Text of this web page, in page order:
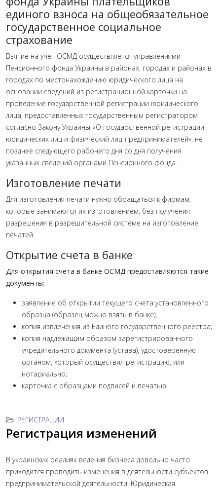
единого взноса на общеобязательное
государственное социальное
страхование
Взятие на учет ОСМД осуществляется управлениями
Пенсионного фонда Украины в районах, городах и районах в
городах по местонахождению юридического лица на
основании сведений из регистрационной карточки на
проведение государственной регистрации юридического
лица, предоставленных государственным регистратором
согласно Закону Украины «О государственной регистрации
юридических лиц и физический лиц-предпринимателей», не
позднее следующего рабочего дня со дня получения
указанных сведений органами Пенсионного фонда.
Изготовление печати
Для изготовления печати нужно обращаться к фирмам,
которые занимаются их изготовлением, без получения
разрешения в разрешительной системе на изготовление
печатей.
Открытие счета в банке
Для открытия счета в банке ОСМД предоставляются такие
документы:
заявление об открытии текущего счета установленного
образца (образец можно взять в банке);
копия извлечения из Единого государственного реестра;
копия надлежащим образом зарегистрированного
учредительного документа (устава), удостоверенную
органом, который осуществил регистрацию, или
нотариально;
карточка с образцами подписей и печатью.
РЕГИСТРАЦИИ
Регистрация изменений
В украинских реалиях ведения бизнеса довольно часто
приходится проводить изменения в деятельности субъектов
предпринимательской деятельности. Юридическая